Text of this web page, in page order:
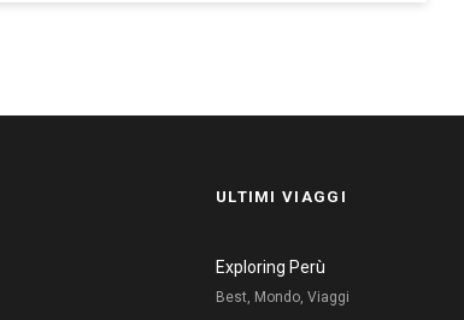
ULTIMI VIAGGI
Exploring Perù
Best, Mondo, Viaggi